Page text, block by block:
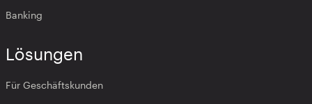
Banking
Lösungen
Für Geschäftskunden